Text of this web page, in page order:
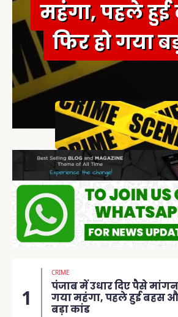
महंगा, पहले
फिर हो गया
CRIME
पंजाब में उधार दिए पैसे
गया महंगा, पहले हुई बहस
बड़ा कांड